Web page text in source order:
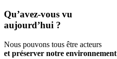
Qu’avez-vous vu
aujourd’hui ?
Nous pouvons tous être acteurs
et préserver notre environnement